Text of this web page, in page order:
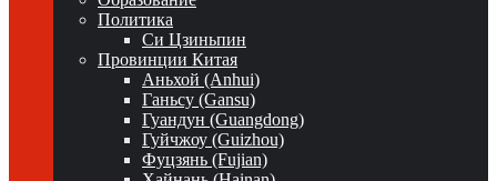
Политика
Си Цзиньпин
Провинции Китая
Аньхой (Anhui)
Ганьсу (Gansu)
Гуандун (Guangdong)
Гуйчжоу (Guizhou)
Фуцзянь (Fujian)